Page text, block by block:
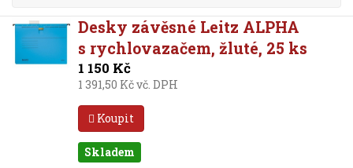
Desky závěsné Leitz ALPHA
s rychlovazačem, žluté, 25 ks
1 150 Kč
1 391,50 Kč vč. DPH
Koupit
Skladem